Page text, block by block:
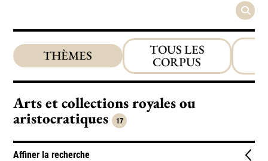
THÈMES
TOUS LES
CORPUS
Arts et collections royales ou
aristocratiques 17
Affiner la recherche